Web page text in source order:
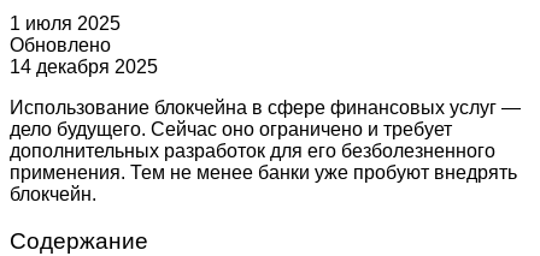
1 июля 2025
Обновлено
14 декабря 2025
Использование блокчейна в сфере финансовых услуг —
дело будущего. Сейчас оно ограничено и требует
дополнительных разработок для его безболезненного
применения. Тем не менее банки уже пробуют внедрять
блокчейн.
Содержание